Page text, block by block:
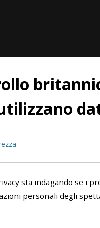
sta indagando se i
personali degli